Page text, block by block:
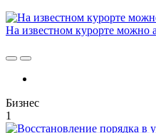
На известном курорте можно
Бизнес
1